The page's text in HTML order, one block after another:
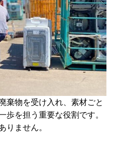
棄物を受け入れ、素材ごと
歩を担う重要な役割です。
りません。